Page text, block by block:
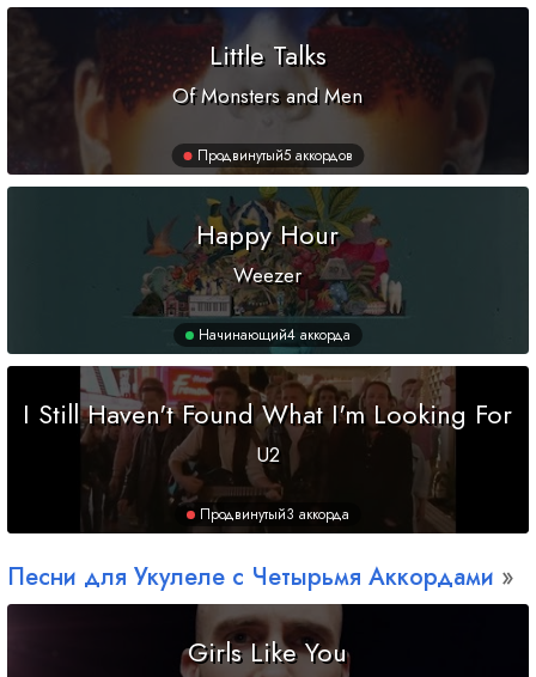
Little Talks
Of Monsters and Men
Продвинутый5 аккордов
Happy Hour
Weezer
Начинающий4 аккорда
I Still Haven't Found What I'm Looking For
U2
Продвинутый3 аккорда
Песни для Укулеле с Четырьмя Аккордами
Girls Like You